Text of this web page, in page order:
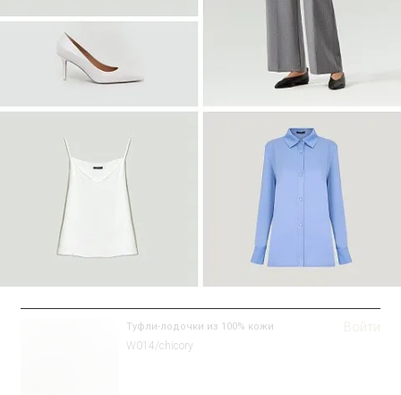
Туфли-лодочки из 100% кожи
W014/chicory
Войти